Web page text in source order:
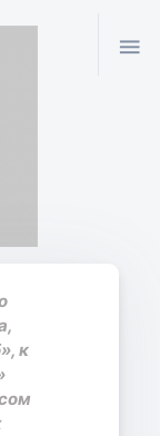

к